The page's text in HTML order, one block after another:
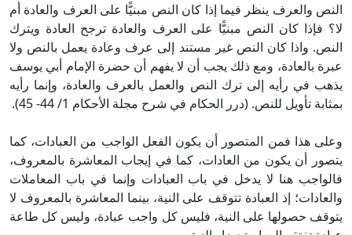
النص والعرف ينظر فيما إذا كان النص مبنيًّا على العرف والعادة أم
لا؟ فإذا كان النص مبنيًّا على العرف والعادة ترجح العادة ويترك
النص. واذا كان النص غير مستند إلى عرف وعادة يعمل بالنص ولا
عبرة بالعادة، ومع ذلك يجب أن لا يفهم أن حضرة الإمام أبي يوسف
يذهب في رأيه إلى ترك النص والعمل بالعرف والعادة، وإنما رأيه
بمثابة تأويل للنص. (درر الحكام في شرح مجلة الأحكام 1/ 44- 45).
وعلى هذا فمن المتصور أن يكون الفعل الواجب من العبادات، كما
يتصور أن يكون من العادات، كما في إيجاب المعاشرة بالمعروف،
فالواجب هنا لا يدخل في باب العبادات وإنما في باب المعاملات
والعادات؛ إذ العبادة تتوقف على النية، بينما المعاشرة بالمعروف لا
يتوقف حصولها على النية، فليس كل واجب عبادة، وليس كل طاعة